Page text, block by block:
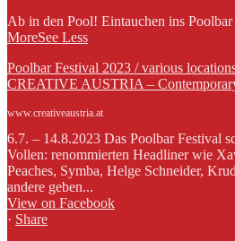
Ab in den Pool! Eintauchen ins
MoreSee Less
Poolbar Festival 2023 / various
CREATIVE AUSTRIA –
www.creativeaustria.at
6.7. – 14.8.2023 Das Poolbar Festival
Vollen: renommierten Headliner wie
Peaches, Symba, Helge Schneider,
andere geben...
View on Facebook
· Share